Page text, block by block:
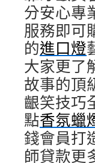
分安心專
服務即可
的進口燈
大家更了
故事的頂
齦笑技巧
點香氛蠟
錢會員打
師貸款更